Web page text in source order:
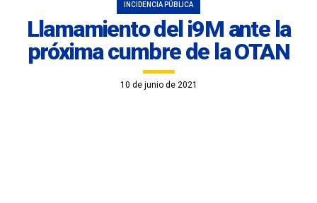
INCIDENCIA PÚBLICA
Llamamiento del i9M ante la
próxima cumbre de la OTAN
10 de junio de 2021